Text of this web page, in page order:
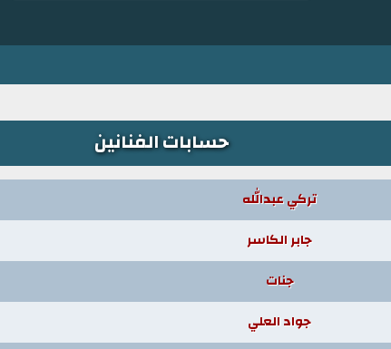
حسابات الفنانين
تركي عبدالله
جابر الكاسر
جنات
جواد العلي